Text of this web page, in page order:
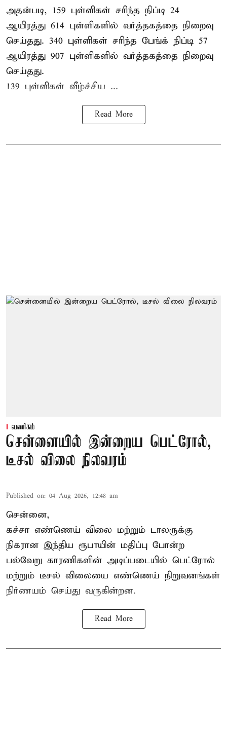
அதன்படி, 159 புள்ளிகள் சரிந்த நிப்டி 24
ஆயிரத்து 614 புள்ளிகளில் வர்த்தகத்தை நிறைவு
செய்தது. 340 புள்ளிகள் சரிந்த பேங்க் நிப்டி 57
ஆயிரத்து 907 புள்ளிகளில் வர்த்தகத்தை நிறைவு
செய்தது.
139 புள்ளிகள் வீழ்ச்சிய ...
Read More
வணிகம்
சென்னையில் இன்றைய பெட்ரோல்,
டீசல் விலை நிலவரம்
Published on: 04 Aug 2026, 12:48 am
சென்னை,
கச்சா எண்ணெய் விலை மற்றும் டாலருக்கு
நிகரான இந்திய ரூபாயின் மதிப்பு போன்ற
பல்வேறு காரணிகளின் அடிப்படையில் பெட்ரோல்
மற்றும் டீசல் விலையை எண்ணெய் நிறுவனங்கள்
நிர்ணயம் செய்து வருகின்றன.
Read More